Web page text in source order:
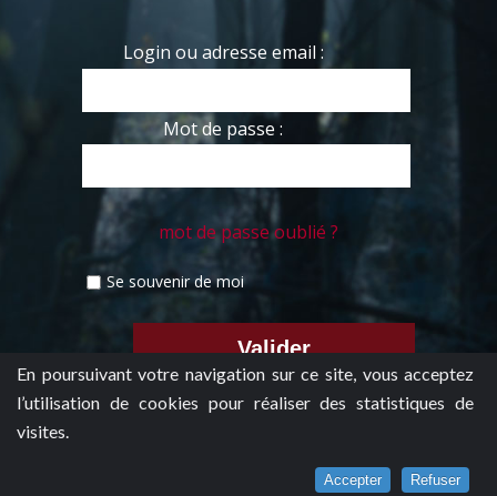
En poursuivant votre navigation sur ce site, vous acceptez
l’utilisation de cookies pour réaliser des statistiques de
visites.
Accepter Refuser
Login ou adresse email :
Mot de passe :
mot de passe oublié ?
Se souvenir de moi